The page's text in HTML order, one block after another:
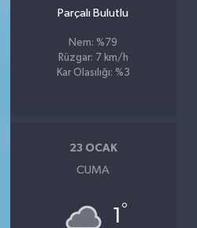
Parçalı Bulutlu
Nem: %79
Rüzgar: 7 km/h
Kar Olasılığı: %3
23 OCAK
CUMA
1 °